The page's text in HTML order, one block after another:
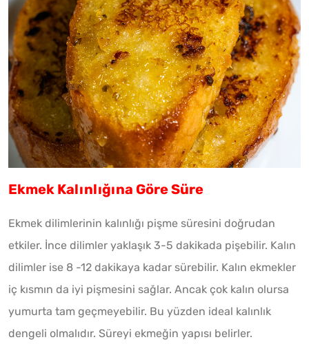
Ekmek Kalınlığına Göre Süre
Ekmek dilimlerinin kalınlığı pişme süresini doğrudan
etkiler. İnce dilimler yaklaşık 3-5 dakikada pişebilir. Kalın
dilimler ise 8 -12 dakikaya kadar sürebilir. Kalın ekmekler
iç kısmın da iyi pişmesini sağlar. Ancak çok kalın olursa
yumurta tam geçmeyebilir. Bu yüzden ideal kalınlık
dengeli olmalıdır. Süreyi ekmeğin yapısı belirler.